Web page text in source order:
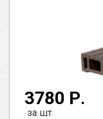
3780 Р.
за шт.